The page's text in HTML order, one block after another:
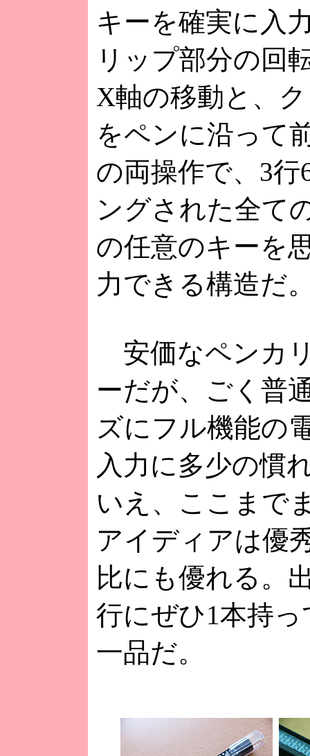
キーを確実に入
リップ部分の回
X軸の移動と、
をペンに沿って
の両操作で、3
ングされた全て
の任意のキーを
力できる構造だ
安価なペンカ
ーだが、ごく普
ズにフル機能の
入力に多少の慣
いえ、ここまで
アイディアは優
比にも優れる。
行にぜひ1本持
一品だ。